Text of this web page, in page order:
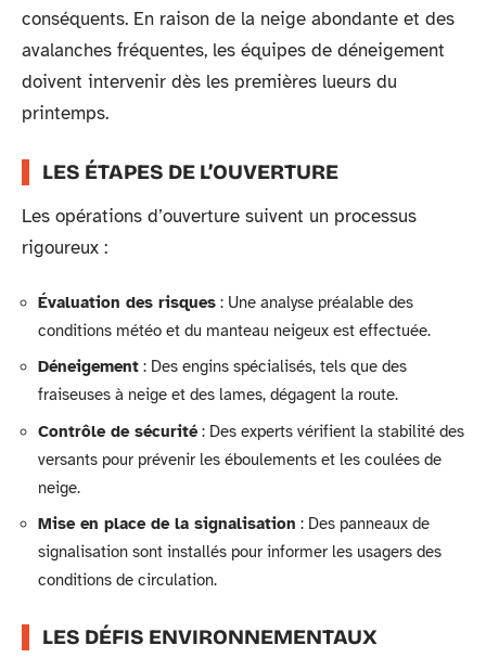
conséquents. En raison de la neige abondante et des
avalanches fréquentes, les équipes de déneigement
doivent intervenir dès les premières lueurs du
printemps.
LES ÉTAPES DE L’OUVERTURE
Les opérations d’ouverture suivent un processus
rigoureux :
Évaluation des risques : Une analyse préalable des
conditions météo et du manteau neigeux est effectuée.
Déneigement : Des engins spécialisés, tels que des
fraiseuses à neige et des lames, dégagent la route.
Contrôle de sécurité: Des experts vérifient la stabilité des
versants pour prévenir les éboulements et les coulées de
neige.
Mise en place de la signalisation : Des panneaux de
signalisation sont installés pour informer les usagers des
conditions de circulation.
LES DÉFIS ENVIRONNEMENTAUX